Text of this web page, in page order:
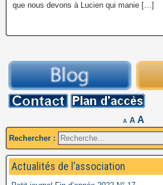
que nous devons à Lucien qui manie […]
A A A
Rechercher :
Actualités de l’association